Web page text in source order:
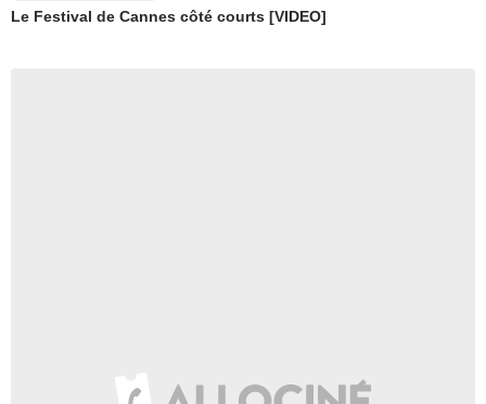
Le Festival de Cannes côté courts [VIDEO]